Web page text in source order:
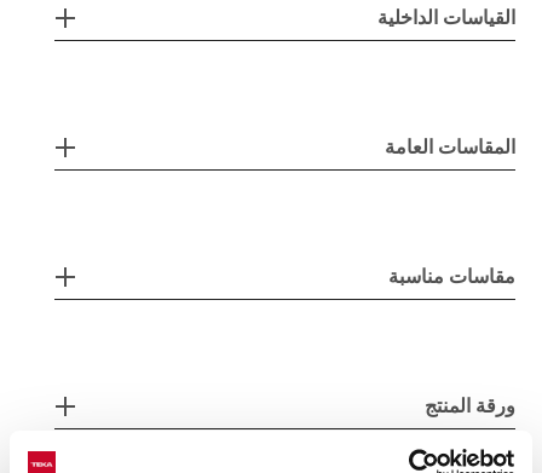
القياسات الداخلية
المقاسات العامة
مقاسات مناسبة
ورقة المنتج